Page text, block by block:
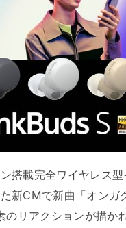
搭載完全ワイヤレス型
CMで新曲「オンガ
のリアクションが描か